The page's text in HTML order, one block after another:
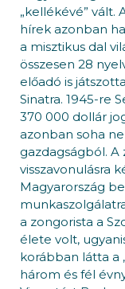
„kellékévé” vált.
hírek azonban
a misztikus dal
összesen 28
előadó is
Sinatra. 1945-re
370 000 dollár
azonban soha
gazdagságból.
visszavonulásra
Magyarország
a zongorista a
élete volt,
korábban látta a
három és fél